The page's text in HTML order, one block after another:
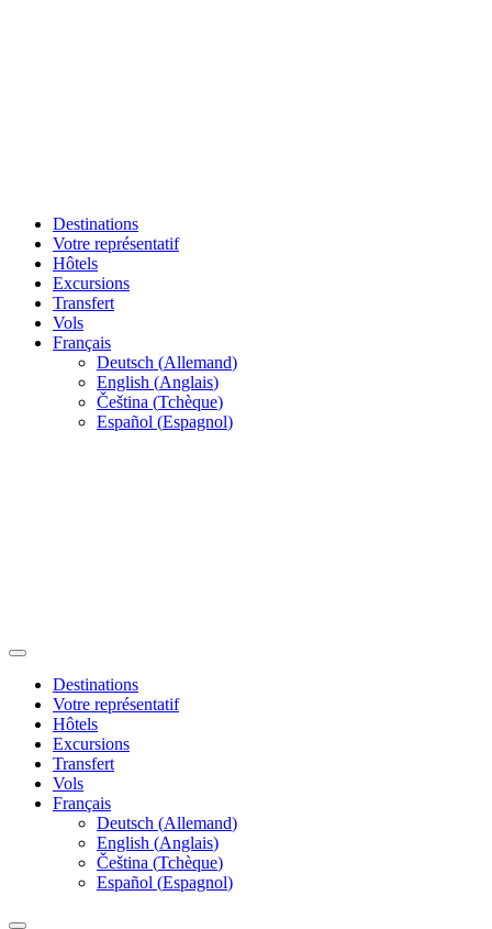
Destinations
Votre représentatif
Hôtels
Excursions
Transfert
Vols
Français
Deutsch (Allemand)
English (Anglais)
Čeština (Tchèque)
Español (Espagnol)
Destinations
Votre représentatif
Hôtels
Excursions
Transfert
Vols
Français
Deutsch (Allemand)
English (Anglais)
Čeština (Tchèque)
Español (Espagnol)